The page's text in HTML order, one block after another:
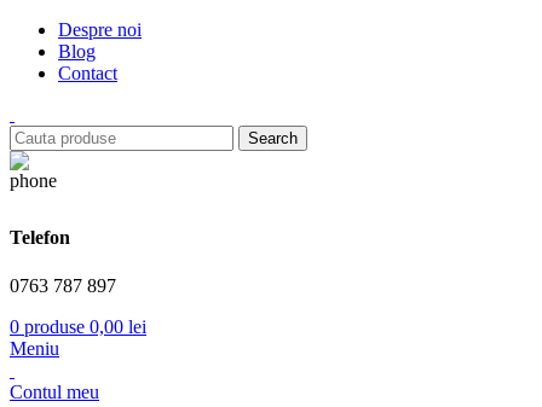
Despre noi
Blog
Contact
Search
Telefon
0763 787 897
0 produse 0,00 lei
Meniu
Contul meu